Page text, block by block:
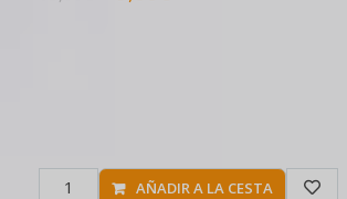
AÑADIR A LA CESTA